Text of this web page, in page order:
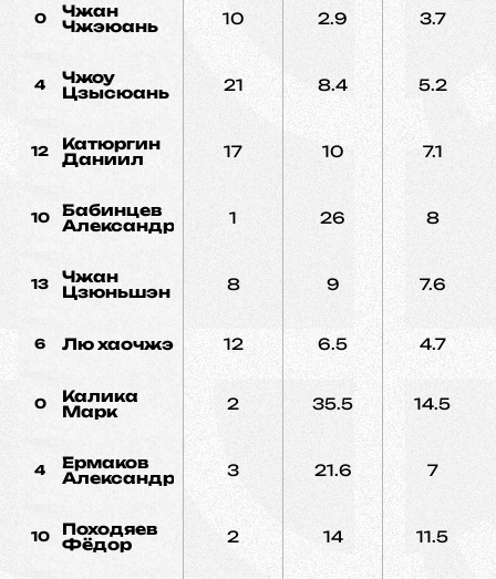
0
Чжан
Чжэюань
10 2.9 3.7
4
Чжоу
Цзысюань
21 8.4 5.2
12
Катюргин
Даниил
17 10 7.1
10
Бабинцев
Александр
1 26 8
13
Чжан
Цзюньшэн
8 9 7.6
6 Лю хаочжэ 12 6.5 4.7
0
Калика
Марк
2 35.5 14.5
4
Ермаков
Александр
3 21.6 7
10
Походяев
Фёдор
2 14 11.5